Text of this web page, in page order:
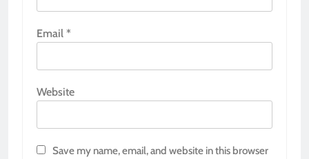
Email *
Website
Save my name, email, and website in this browser